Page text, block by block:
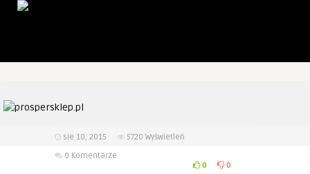
sie 10, 2015 5720 Wyświetleń
0 Komentarze
0 0